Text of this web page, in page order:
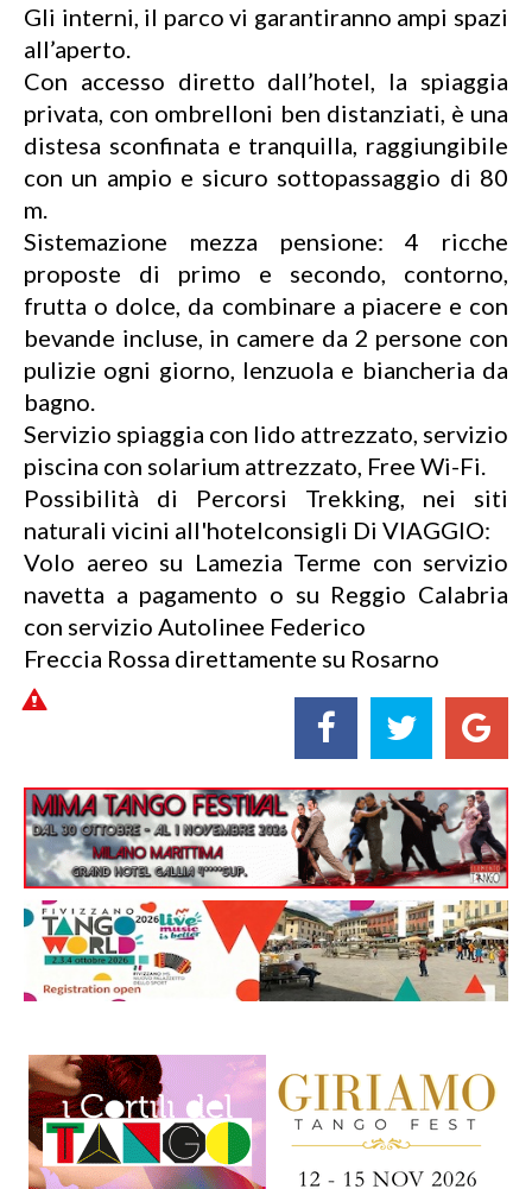
Gli interni, il parco vi garantiranno ampi spazi
all’aperto.
Con accesso diretto dall’hotel, la spiaggia
privata, con ombrelloni ben distanziati, è una
distesa sconfinata e tranquilla, raggiungibile
con un ampio e sicuro sottopassaggio di 80
m.
Sistemazione mezza pensione: 4 ricche
proposte di primo e secondo, contorno,
frutta o dolce, da combinare a piacere e con
bevande incluse, in camere da 2 persone con
pulizie ogni giorno, lenzuola e biancheria da
bagno.
Servizio spiaggia con lido attrezzato, servizio
piscina con solarium attrezzato, Free Wi-Fi.
Possibilità di Percorsi Trekking, nei siti
naturali vicini all'hotelconsigli Di VIAGGIO:
Volo aereo su Lamezia Terme con servizio
navetta a pagamento o su Reggio Calabria
con servizio Autolinee Federico
Freccia Rossa direttamente su Rosarno